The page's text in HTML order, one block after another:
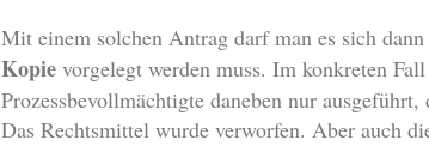
Mit einem solchen Antrag darf man es sich
Kopie vorgelegt werden muss. Im konkreten
Prozessbevollmächtigte daneben nur
Das Rechtsmittel wurde verworfen. Aber auch